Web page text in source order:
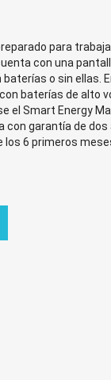
para
con una
o sin ellas.
baterías de alto
el Smart Energy
con garantía de dos
los 6 primeros